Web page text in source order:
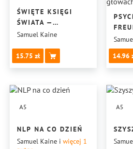
ŚWIĘTE KSIĘGI
ŚWIATA —
CO NAPRAWDĘ
NAJWIĘKSZE
RELIGIE
Samuel Kaine
15.75
I
W
14.96
A5
NLP NA CO DZIEŃ
Samuel Kaine i więcej 1
A5